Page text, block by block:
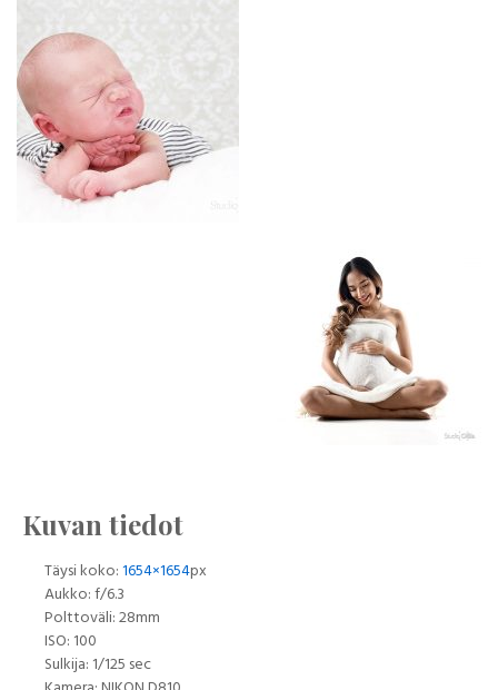
Kuvan tiedot
Täysi koko:1654×1654px
Aukko: f/6.3
Polttoväli: 28mm
ISO: 100
Sulkija: 1/125 sec